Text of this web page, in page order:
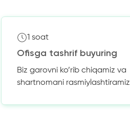
1 soat
Ofisga tashrif buyuring
Biz garovni ko’rib chiqamiz va
shartnomani rasmiylashtiramiz